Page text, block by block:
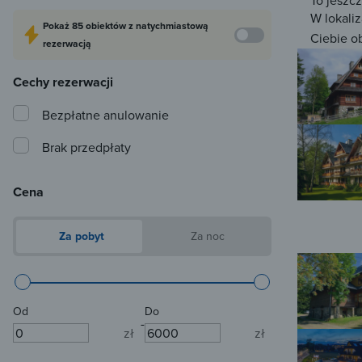
W
Ciebie
Pokaż85 obiektówz natychmiastową
rezerwacją
Cechy rezerwacji
Bezpłatne anulowanie
Brak przedpłaty
Cena
Za pobyt Za noc
Od
zł
-
Do
zł